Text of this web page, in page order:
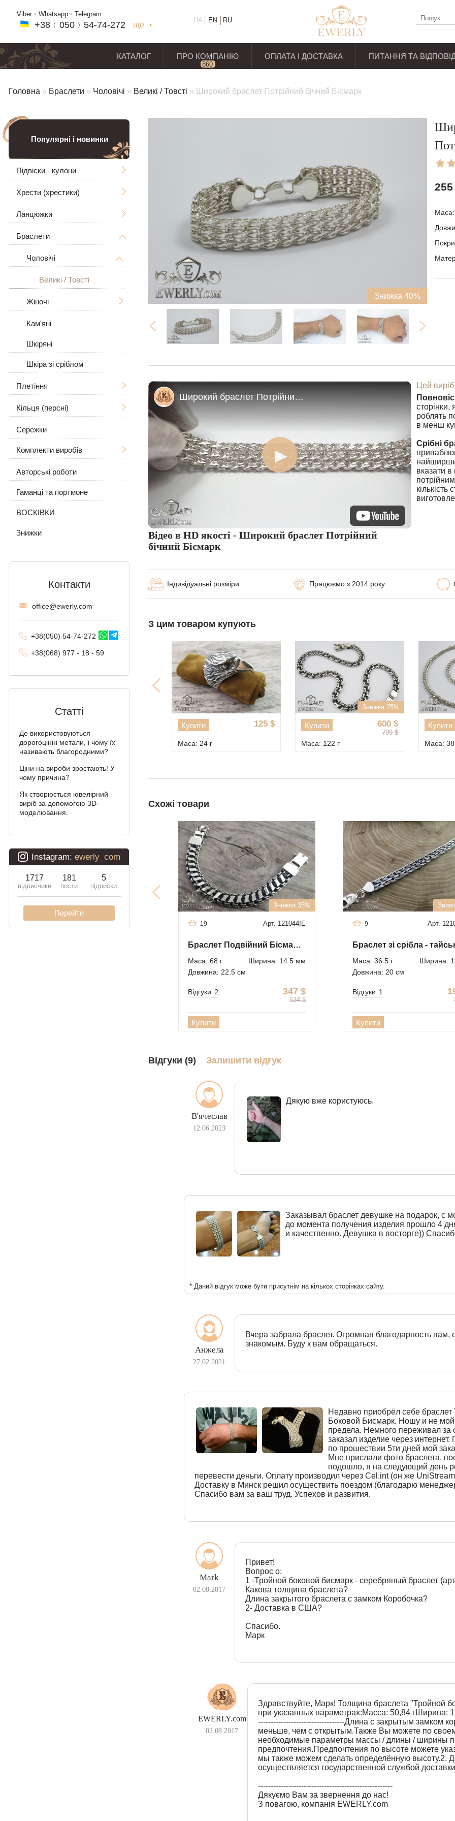
Viber • Whatsapp • Telegram
+38﹙ 050 ﹚54-74-272 ще
+38(068) 97
RU
UA EN
КАТАЛОГ ПРО КОМПАНІЮ
860 відгуків
ОПЛАТА І ДОСТАВКА ПИТАННЯ ТА
Головна » Браслети » Чоловічі » Великі / Товсті » Широкий браслет Потрійний бічний Бісмарк
Популярні і новинки
Підвіски - кулони
Чоловічі
Великі
Ладанки
Дерево Життя
Знаки зодіаку
У вигляді собаки
Хрести (хрестики)
Без розп'яття
З розп'яттям
Чоловічі
Великі
Жіночі
Ланцюжки
Чоловічі
Великі / Товсті
Жіночі
Браслети
Чоловічі
Великі / Товсті
Жіночі
З камінням
Кам'яні
Шкіряні
Шкіра зі сріблом
Плетіння
Ручна в'язка
Рамзес
Бісмарк
Якірне (якір) з гранями
Панцирне (Панцир)
Візантійський (візантія)
Московський Бісмарк
(Валькірія, Малайзія)
Комбіноване якірне
панцирне)
Фантом (Рамзес і
подвійний струмок)
камінням
Фараон (подвійне
Арабський Бісмарк
Давид
(чайка)
Десятка (подвійне
Кардинал (Пітон,
Італійка)
Лиття
Кільця (персні)
Чоловічі
З черепом
З вовком
З камінням
Без каменів
Жіночі
З камінням
Без каменів
Сережки
Комплекти виробів
Сережки і кільце
Ланцюжок з підвіскою
Авторські роботи
Гаманці та портмоне
ВОСКІВКИ
Знижки
Контакти
office@ewerly.com
+38(050) 54-74-272
+38(068) 977 - 18 - 59
Статті
Де використовуються
дорогоцінні метали, і чому їх
називають благородними?
Ціни на вироби зростають! У
чому причина?
Як створюється ювелірний
виріб за допомогою 3D-
моделювання.
Знижка 40%
255
Широкий браслет Потрійний бічний Бісмарк
Відео в HD якості - Широкий браслет Потрійний
бічний Бісмарк
Цей
сторінки,
роблять
в менш
Срібні
вказати
кількість
Індивідуальні розміри Працюємо з 2014 року
З цим товаром купують
125 $
Купити
Маса: 24 г
Знижка 25%
600 $
799 $
Купити
Маса: 122 г
Купити
Маса:
Схожі товари
Знижка 35%
Арт. 121044IE
19
Браслет Подвійний Бісмарк з накладками з срібла
Маса: 68 г
Ширина: 14.5 мм
Довжина: 22.5 см
347 $
534 $
Відгуки 2
Купити
Арт.
9
Маса: 36.5 г
Ширина:
Довжина: 20 см
Відгуки 1
Купити
Відгуки (9) Залишити відгук
В'ячеслав
12.06.2023
Дякую вже користуюсь.
Заказывал браслет девушке на подарок, с
до момента получения изделия прошло 4
и качественно. Девушка в восторге))
* Даний відгук може бути присутнім на кількох сторінках сайту.
Анжела
27.02.2021
Вчера забрала браслет. Огромная благодарность
знакомым. Буду к вам обращаться.
Недавно приобрёл себе браслет
Боковой Бисмарк. Ношу и не мой
предела. Немного переживал за
заказал изделие через
по прошествии 5ти дней мой
Мне прислали фото браслета,
подошло, я на следующий день
перевести деньги. Оплату производил через Cel.int (он же
Доставку в Минск решил осуществить поездом (благодарю
Спасибо вам за ваш труд. Успехов и развития.
Mark
02.08.2017
Привет!
Вопрос о:
1 -Тройной боковой бисмарк - серебряный браслет
Какова толщина браслета?
Длина закрытого браслета с замком Коробочка?
2- Доставка в США?
Спасибо.
Марк
EWERLY.com
02.08.2017
Здравствуйте, Марк! Толщина браслета "Тройной
при указанных параметрах:Масса: 50,84 гШирина:
----------------------------------Длина с закрытым замком
меньше, чем с открытым.Также Вы можете по
необходимые параметры массы / длины / ширины
предпочтения.Предпочтения по высоте можете
мы также можем сделать определённую высоту.2.
осуществляется государственной службой
-----------------------------------------------------
Дякуємо Вам за звернення до нас!
З повагою, компанія EWERLY.com